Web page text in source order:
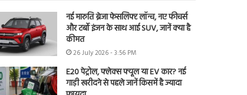
नई मारुति ब्रेजा फेसलिफ्ट लॉन्च, नए फीचर्स
और टर्बो इंजन के साथ आई SUV, जानें क्या है
कीमत
26 July 2026 - 3:56 PM
E20 पेट्रोल, फ्लेक्स फ्यूल या EV कार? नई
गाड़ी खरीदने से पहले जानें किसमें है ज्यादा